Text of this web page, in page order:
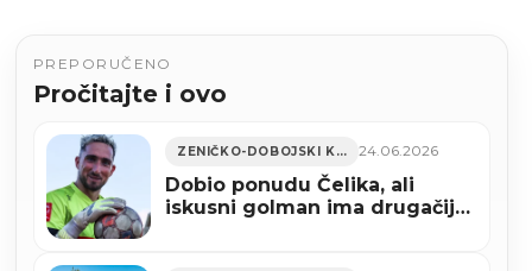
PREPORUČENO
Pročitajte i ovo
ZENIČKO-DOBOJSKI KANTON 24.06.2026
Dobio ponudu Čelika, ali
iskusni golman ima drugačije